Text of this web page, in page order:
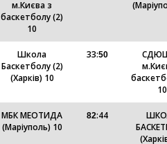
м.Києва з
баскетболу (2)
10
Школа
Баскетболу (2)
(Харків) 10
33:50
10
МБК МЕОТИДА
(Маріуполь) 10
82:44